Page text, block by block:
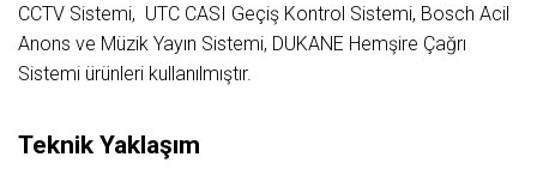
CCTV Sistemi, UTC CASI Geçiş Kontrol Sistemi, Bosch Acil
Anons ve Müzik Yayın Sistemi, DUKANE Hemşire Çağrı
Sistemi ürünleri kullanılmıştır.
Teknik Yaklaşım